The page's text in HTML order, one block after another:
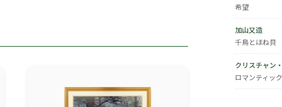
希望
加山又造
千鳥とほね貝
クリスチャン
ロマンティッ